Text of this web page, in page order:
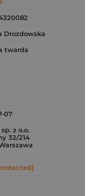
Drozdowska
twarda
07
z o.o.
32/214